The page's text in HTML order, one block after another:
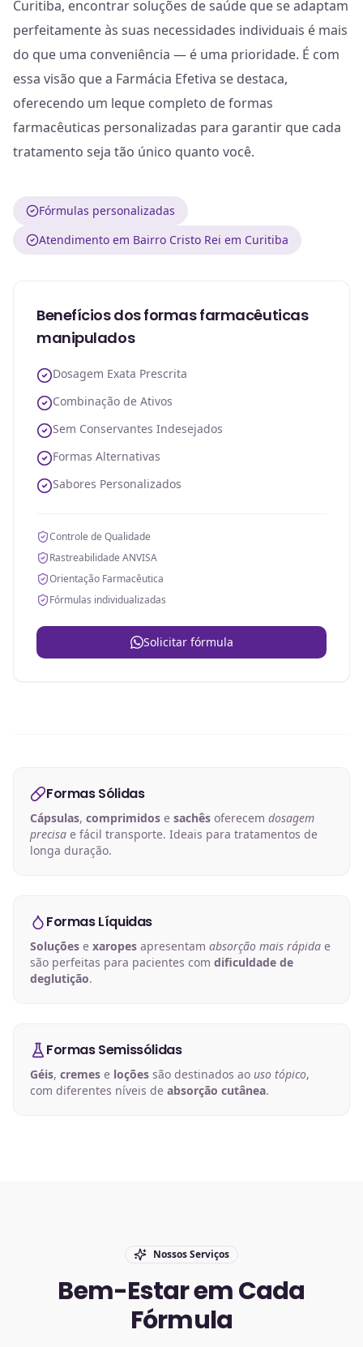
Curitiba, encontrar soluções de saúde que se adaptam
perfeitamente às suas necessidades individuais é mais
do que uma conveniência — é uma prioridade. É com
essa visão que a Farmácia Efetiva se destaca,
oferecendo um leque completo de formas
farmacêuticas personalizadas para garantir que cada
tratamento seja tão único quanto você.
Fórmulas personalizadas
Atendimento em Bairro Cristo Rei em Curitiba
Benefícios dos formas farmacêuticas
manipulados
Dosagem Exata Prescrita
Combinação de Ativos
Sem Conservantes Indesejados
Formas Alternativas
Sabores Personalizados
Controle de Qualidade
Rastreabilidade ANVISA
Orientação Farmacêutica
Fórmulas individualizadas
Solicitar fórmula
Formas Sólidas
Cápsulas, comprimidos e sachês oferecem dosagem
precisa e fácil transporte. Ideais para tratamentos de
longa duração.
Formas Líquidas
Soluções e xaropes apresentam absorção mais rápida e
são perfeitas para pacientes com dificuldade de
deglutição.
Formas Semissólidas
Géis, cremes e loções são destinados ao uso tópico,
com diferentes níveis de absorção cutânea.
Nossos Serviços
Bem-Estar em Cada
Fórmula